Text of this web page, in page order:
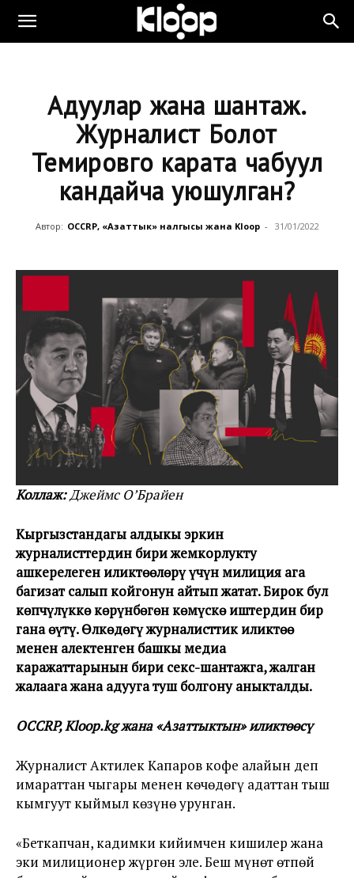
Аңдуулар жана шантаж.
Журналист Болот
Темировго карата чабуул
кандайча уюшулган?
Автор: OCCRP, «Азаттык» үналгысы жана Kloop - 31/01/2022
Коллаж:Джеймс О’Брайен
Кыргызстандагы алдыңкы эркин
журналисттердин бири жемкорлукту
ашкерелеген иликтөөлөрү үчүн милиция ага
баңгизат салып койгонун айтып жатат. Бирок бул
көпчүлүккө көрүнбөгөн көмүскө иштердин бир
гана өңүтү. Өлкөдөгү журналисттик иликтөө
менен алектенген башкы медиа
каражаттарынын бири секс-шантажга, жалган
жалаага жана аңдууга туш болгону аныкталды.
OCCRP, Kloop.kg жана «Азаттыктын» иликтөөсү
Журналист Актилек Капаров кофе алайын деп
имараттан чыгары менен көчөдөгү адаттан тыш
кымгуут кыймыл көзүнө урунган.
«Беткапчан, кадимки кийимчен кишилер жана
эки милиционер жүргөн эле. Беш мүнөт өтпөй